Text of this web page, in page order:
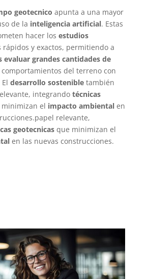
geotecnico apunta a una mayor
de la inteligencia artificial. Estas
hacer los estudios
y exactos, permitiendo a
evaluar grandes cantidades de
del terreno con
desarrollo sostenibletambién
integrando técnicas
el impacto ambientalen
relevante,
geotecnicasque minimizan el
en las nuevas construcciones.